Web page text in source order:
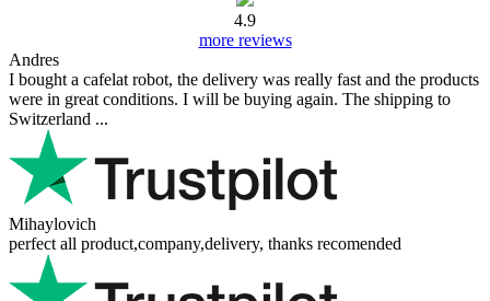
4.9
more reviews
Andres
I bought a cafelat robot, the delivery was really fast and the products
were in great conditions. I will be buying again. The shipping to
Switzerland ...
Mihaylovich
perfect all product,company,delivery, thanks recomended